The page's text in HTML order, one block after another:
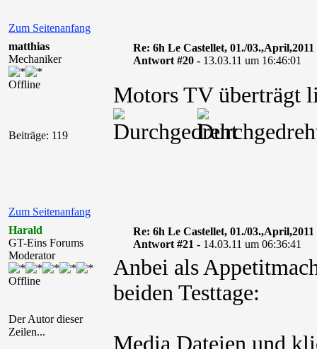
Zum Seitenanfang
matthias
Mechaniker
Offline
Beiträge: 119
Re: 6h Le Castellet, 01./03.,April,2011
Antwort #20 - 13.03.11 um 16:46:01
Motors TV überträgt
Zum Seitenanfang
Harald
GT-Eins Forums
Moderator
Offline
Der Autor dieser
Zeilen...
Re: 6h Le Castellet, 01./03.,April,2011
Antwort #21 - 14.03.11 um 06:36:41
Anbei als
beiden Testtage:
Media Dateien und